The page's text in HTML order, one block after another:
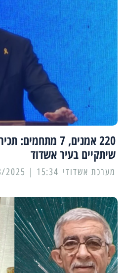
220 אמנים, 7
שיתקיים בעיר אשדוד
מערכת אשדודי 15:34 | 19/03/2025